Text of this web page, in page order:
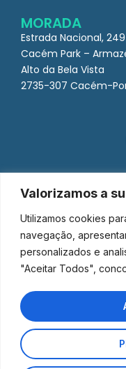
Valorizamos a
Utilizamos cookies
navegação,
personalizados e
"Aceitar Todos",
MORADA
Estrada Nacional,
Cacém Park –
Alto da Bela Vista
2735-307 Cacém-
Interorto © 2026